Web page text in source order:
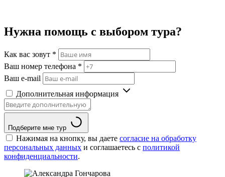
Нужна помощь с выбором тура?
Как вас зовут *
Ваш номер телефона *
Ваш e-mail
Дополнительная информация
Подберите мне тур
Нажимая на кнопку, вы даете согласие на обработку
персональных данных и соглашаетесь c политикой
конфиденциальности.